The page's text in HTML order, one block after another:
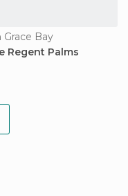
Grace Bay
Regent Palms